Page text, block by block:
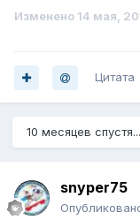
Изменено 14 мая,
Цитата
10 месяцев спустя...
snyper75